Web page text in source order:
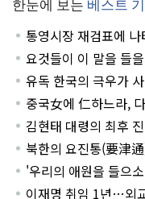
한눈에 보는 베스트
통영시장 재검표에
요것들이 이 말을 들
유독 한국의 극우가
중국女에 仁하느라,
김현태 대령의 최후
북한의 요진통(要津
'우리의 애원을 들으
이재명 취임 1년…외